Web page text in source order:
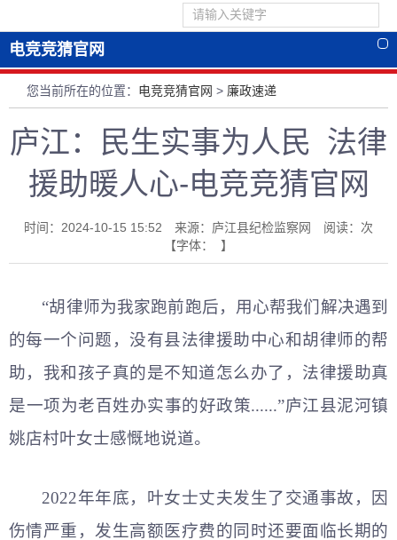
电竞竞猜官网
您当前所在的位置： 电竞竞猜官网 > 廉政速递
庐江：民生实事为人民 法律
援助暖人心-电竞竞猜官网
时间：2024-10-15 15:52 来源：庐江县纪检监察网 阅读： 次
【字体： 】
“胡律师为我家跑前跑后，用心帮我们解决遇到
的每一个问题，没有县法律援助中心和胡律师的帮
助，我和孩子真的是不知道怎么办了，法律援助真
是一项为老百姓办实事的好政策......”庐江县泥河镇
姚店村叶女士感慨地说道。
2022年年底，叶女士丈夫发生了交通事故，因
伤情严重，发生高额医疗费的同时还要面临长期的